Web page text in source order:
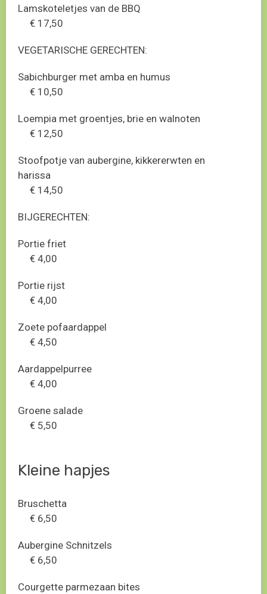
Lamskoteletjes van de BBQ
€ 17,50
VEGETARISCHE GERECHTEN:
Sabichburger met amba en humus
€ 10,50
Loempia met groentjes, brie en walnoten
€ 12,50
Stoofpotje van aubergine, kikkererwten en
harissa
€ 14,50
BIJGERECHTEN:
Portie friet
€ 4,00
Portie rijst
€ 4,00
Zoete pofaardappel
€ 4,50
Aardappelpurree
€ 4,00
Groene salade
€ 5,50
Kleine hapjes
Bruschetta
€ 6,50
Aubergine Schnitzels
€ 6,50
Courgette parmezaan bites